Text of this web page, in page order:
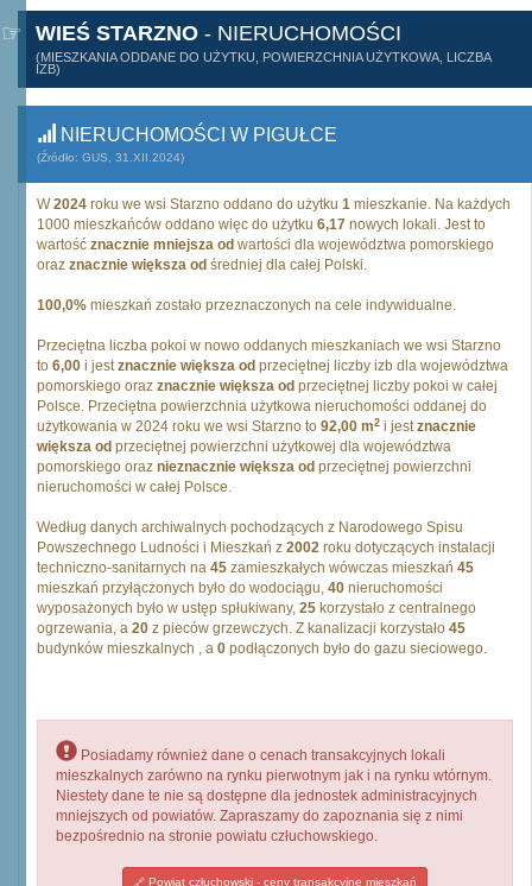
WIEŚ STARZNO - NIERUCHOMOŚCI
(MIESZKANIA ODDANE DO UŻYTKU, POWIERZCHNIA UŻYTKOWA, LICZBA
IZB)
NIERUCHOMOŚCI W PIGUŁCE
(Źródło: GUS, 31.XII.2024)
W2024 roku we wsi Starzno oddano do użytku 1 mieszkanie. Na każdych
1000 mieszkańców oddano więc do użytku 6,17 nowych lokali. Jest to
wartość znacznie mniejsza od wartości dla województwa pomorskiego
oraz znacznie większa od średniej dla całej Polski.
100,0% mieszkań zostało przeznaczonych na cele indywidualne.
Przeciętna liczba pokoi w nowo oddanych mieszkaniach we wsi Starzno
to 6,00 i jestznacznie większa od przeciętnej liczby izb dla województwa
pomorskiego oraz znacznie większa od przeciętnej liczby pokoi w całej
Polsce. Przeciętna powierzchnia użytkowa nieruchomości oddanej do
użytkowania w 2024 roku we wsi Starzno to 92,00 m2 i jestznacznie
większa od przeciętnej powierzchni użytkowej dla województwa
pomorskiego oraz nieznacznie większa od przeciętnej powierzchni
nieruchomości w całej Polsce.
Według danych archiwalnych pochodzących z Narodowego Spisu
Powszechnego Ludności i Mieszkań z 2002 roku dotyczących instalacji
techniczno-sanitarnych na 45 zamieszkałych wówczas mieszkań 45
mieszkań przyłączonych było do wodociągu, 40 nieruchomości
wyposażonych było w ustęp spłukiwany, 25 korzystało z centralnego
ogrzewania, a 20 z pieców grzewczych. Z kanalizacji korzystało 45
budynków mieszkalnych , a 0 podłączonych było do gazu sieciowego.
Posiadamy również dane o cenach transakcyjnych lokali
mieszkalnych zarówno na rynku pierwotnym jak i na rynku wtórnym.
Niestety dane te nie są dostępne dla jednostek administracyjnych
mniejszych od powiatów. Zapraszamy do zapoznania się z nimi
bezpośrednio na stronie powiatu człuchowskiego.
Powiat człuchowski - ceny transakcyjne mieszkań